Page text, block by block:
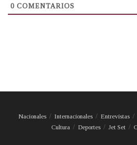
0 COMENTARIOS
Nacionales Internacionales Entrevistas
Cultura
Deportes Jet Set